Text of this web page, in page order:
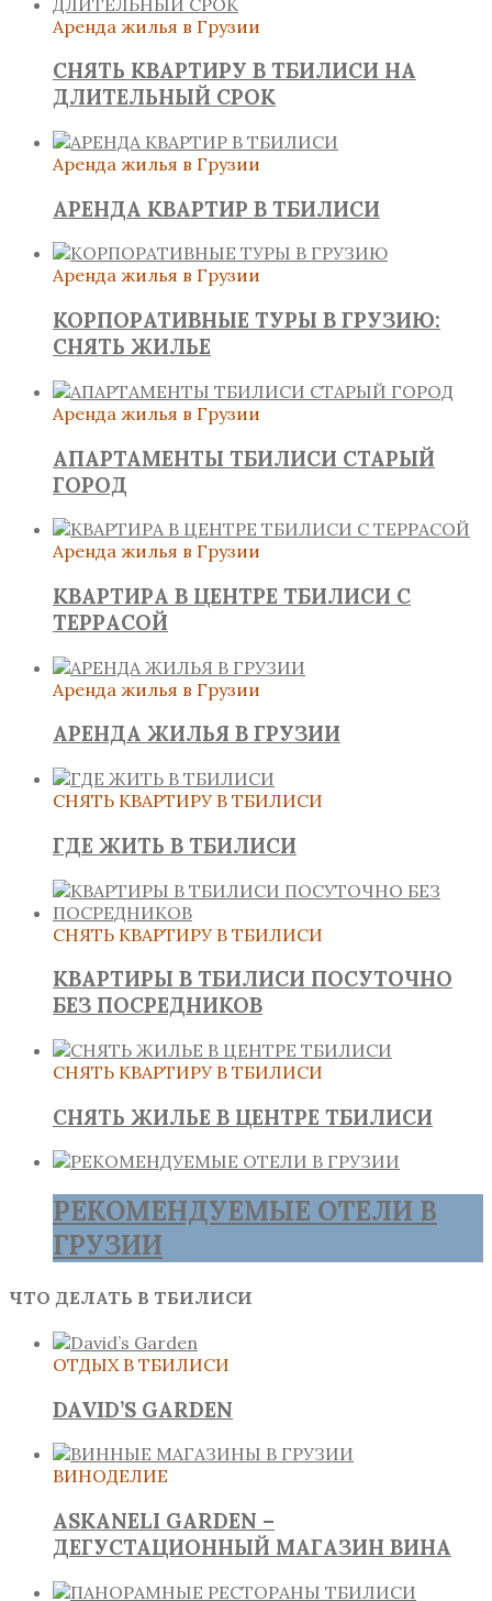
Аренда жилья в Грузии
СНЯТЬ КВАРТИРУ В ТБИЛИСИ НА
ДЛИТЕЛЬНЫЙ СРОК
Аренда жилья в Грузии
АРЕНДА КВАРТИР В ТБИЛИСИ
Аренда жилья в Грузии
КОРПОРАТИВНЫЕ ТУРЫ В ГРУЗИЮ:
СНЯТЬ ЖИЛЬЕ
Аренда жилья в Грузии
АПАРТАМЕНТЫ ТБИЛИСИ СТАРЫЙ
ГОРОД
Аренда жилья в Грузии
КВАРТИРА В ЦЕНТРЕ ТБИЛИСИ С
ТЕРРАСОЙ
Аренда жилья в Грузии
АРЕНДА ЖИЛЬЯ В ГРУЗИИ
СНЯТЬ КВАРТИРУ В ТБИЛИСИ
ГДЕ ЖИТЬ В ТБИЛИСИ
СНЯТЬ КВАРТИРУ В ТБИЛИСИ
КВАРТИРЫ В ТБИЛИСИ ПОСУТОЧНО
БЕЗ ПОСРЕДНИКОВ
СНЯТЬ КВАРТИРУ В ТБИЛИСИ
СНЯТЬ ЖИЛЬЕ В ЦЕНТРЕ ТБИЛИСИ
РЕКОМЕНДУЕМЫЕ ОТЕЛИ В
ГРУЗИИ
ЧТО ДЕЛАТЬ В ТБИЛИСИ
ОТДЫХ В ТБИЛИСИ
DAVID’S GARDEN
ВИНОДЕЛИЕ
ASKANELI GARDEN –
ДЕГУСТАЦИОННЫЙ МАГАЗИН ВИНА